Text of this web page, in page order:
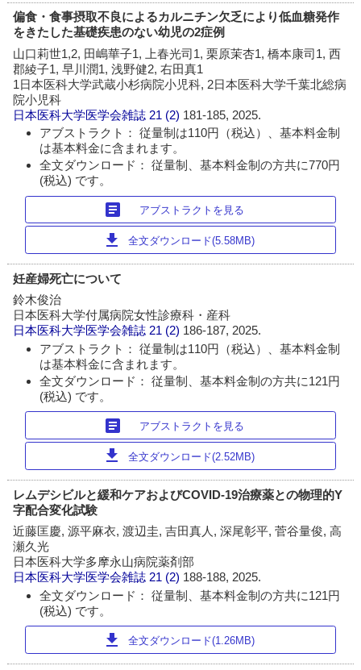
偏食・食事摂取不良によるカルニチン欠乏により低血糖発作
をきたした基礎疾患のない幼児の2症例
山口莉世1,2, 田嶋華子1, 上春光司1, 栗原茉杏1, 橋本康司1, 西
郡綾子1, 早川潤1, 浅野健2, 右田真1
1日本医科大学武蔵小杉病院小児科, 2日本医科大学千葉北総病
院小児科
日本医科大学医学会雑誌 21 (2) 181-185, 2025.
アブストラクト： 従量制は110円（税込）、基本料金制
は基本料金に含まれます。
全文ダウンロード： 従量制、基本料金制の方共に770円
(税込) です。
article アブストラクトを見る
download 全文ダウンロード(5.58MB)
妊産婦死亡について
鈴木俊治
日本医科大学付属病院女性診療科・産科
日本医科大学医学会雑誌 21 (2) 186-187, 2025.
アブストラクト： 従量制は110円（税込）、基本料金制
は基本料金に含まれます。
全文ダウンロード： 従量制、基本料金制の方共に121円
(税込) です。
article アブストラクトを見る
download 全文ダウンロード(2.52MB)
レムデシビルと緩和ケアおよびCOVID-19治療薬との物理的Y
字配合変化試験
近藤匡慶, 源平麻衣, 渡辺圭, 吉田真人, 深尾彰平, 菅谷量俊, 高
瀬久光
日本医科大学多摩永山病院薬剤部
日本医科大学医学会雑誌 21 (2) 188-188, 2025.
全文ダウンロード： 従量制、基本料金制の方共に121円
(税込) です。
download 全文ダウンロード(1.26MB)